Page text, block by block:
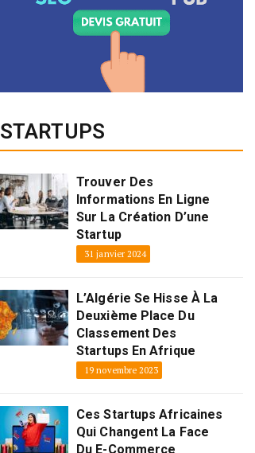
STARTUPS
Trouver Des
Informations En Ligne
Sur La Création D’une
Startup
31 janvier 2024
L’Algérie Se Hisse À La
Deuxième Place Du
Classement Des
Startups En Afrique
19 novembre 2023
Ces Startups Africaines
Qui Changent La Face
Du E-Commerce